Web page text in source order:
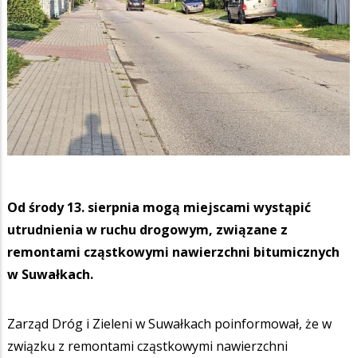
Od środy 13. sierpnia mogą miejscami wystąpić
utrudnienia w ruchu drogowym, związane z
remontami cząstkowymi nawierzchni bitumicznych
w Suwałkach.
Zarząd Dróg i Zieleni w Suwałkach poinformował, że w
związku z remontami cząstkowymi nawierzchni